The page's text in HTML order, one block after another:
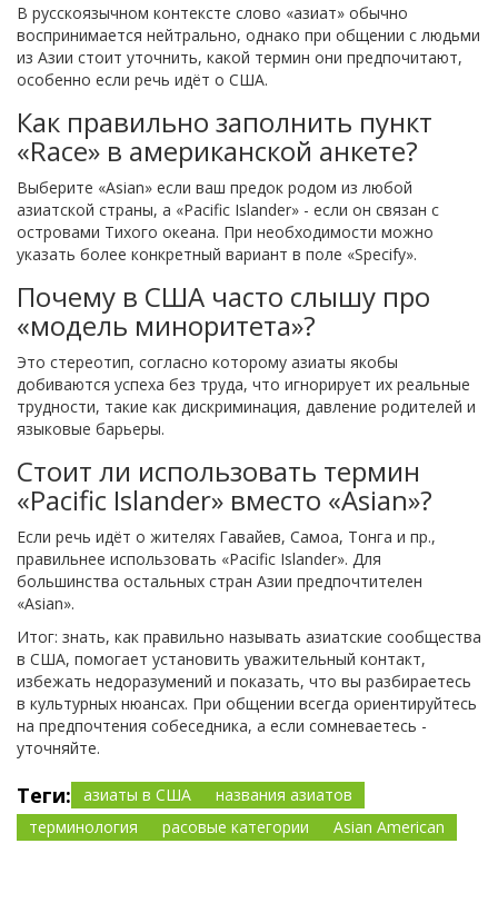
В русскоязычном контексте слово «азиат» обычно
воспринимается нейтрально, однако при общении с людьми
из Азии стоит уточнить, какой термин они предпочитают,
особенно если речь идёт о США.
Как правильно заполнить пункт
«Race» в американской анкете?
Выберите «Asian» если ваш предок родом из любой
азиатской страны, а «Pacific Islander» - если он связан с
островами Тихого океана. При необходимости можно
указать более конкретный вариант в поле «Specify».
Почему в США часто слышу про
«модель миноритета»?
Это стереотип, согласно которому азиаты якобы
добиваются успеха без труда, что игнорирует их реальные
трудности, такие как дискриминация, давление родителей и
языковые барьеры.
Стоит ли использовать термин
«Pacific Islander» вместо «Asian»?
Если речь идёт о жителях Гавайев, Самоа, Тонга и пр.,
правильнее использовать «Pacific Islander». Для
большинства остальных стран Азии предпочтителен
«Asian».
Итог: знать, как правильно называть азиатские сообщества
в США, помогает установить уважительный контакт,
избежать недоразумений и показать, что вы разбираетесь
в культурных нюансах. При общении всегда ориентируйтесь
на предпочтения собеседника, а если сомневаетесь -
уточняйте.
Теги: азиаты в США
названия азиатов
терминология
расовые категории Asian American